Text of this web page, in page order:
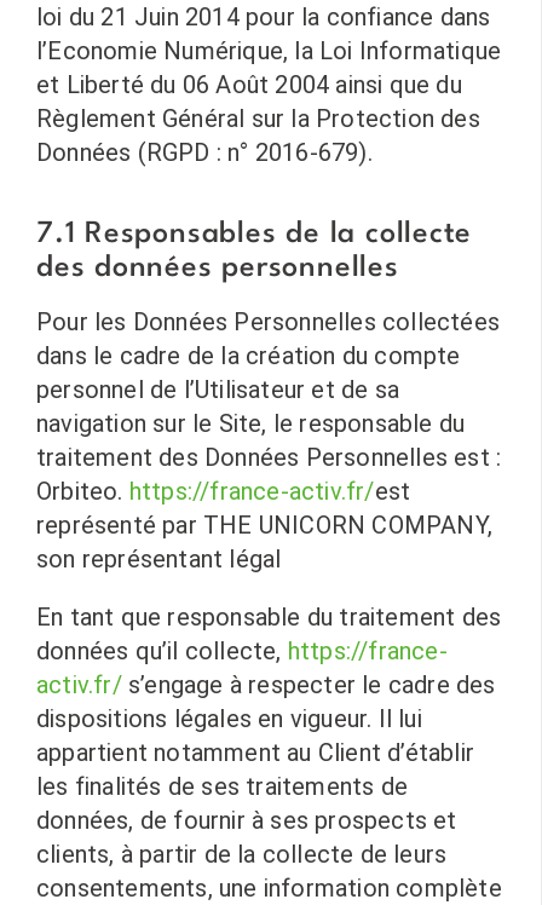
loi du 21 Juin 2014 pour la confiance dans
l’Economie Numérique, la Loi Informatique
et Liberté du 06 Août 2004 ainsi que du
Règlement Général sur la Protection des
Données (RGPD : n° 2016-679).
7.1 Responsables de la collecte
des données personnelles
Pour les Données Personnelles collectées
dans le cadre de la création du compte
personnel de l’Utilisateur et de sa
navigation sur le Site, le responsable du
traitement des Données Personnelles est :
Orbiteo. https://france-activ.fr/est
représenté par THE UNICORN COMPANY,
son représentant légal
En tant que responsable du traitement des
données qu’il collecte, https://france-
activ.fr/s’engage à respecter le cadre des
dispositions légales en vigueur. Il lui
appartient notamment au Client d’établir
les finalités de ses traitements de
données, de fournir à ses prospects et
clients, à partir de la collecte de leurs
consentements, une information complète